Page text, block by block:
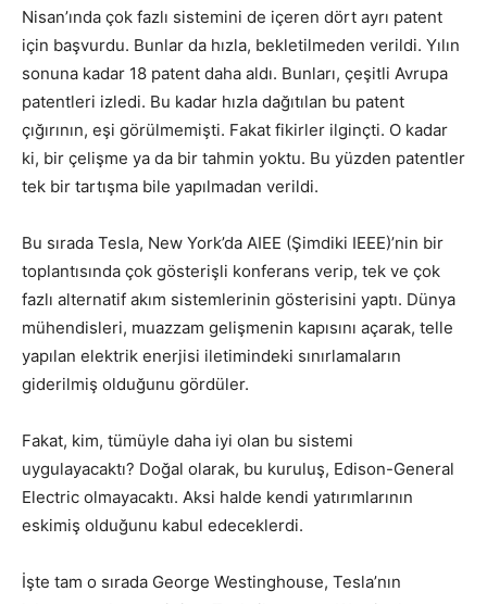
Nisan’ında çok fazlı sistemini de içeren dört ayrı patent
için başvurdu. Bunlar da hızla, bekletilmeden verildi. Yılın
sonuna kadar 18 patent daha aldı. Bunları, çeşitli Avrupa
patentleri izledi. Bu kadar hızla dağıtılan bu patent
çığırının, eşi görülmemişti. Fakat fikirler ilginçti. O kadar
ki, bir çelişme ya da bir tahmin yoktu. Bu yüzden patentler
tek bir tartışma bile yapılmadan verildi.
Bu sırada Tesla, New York’da AIEE (Şimdiki IEEE)’nin bir
toplantısında çok gösterişli konferans verip, tek ve çok
fazlı alternatif akım sistemlerinin gösterisini yaptı. Dünya
mühendisleri, muazzam gelişmenin kapısını açarak, telle
yapılan elektrik enerjisi iletimindeki sınırlamaların
giderilmiş olduğunu gördüler.
Fakat, kim, tümüyle daha iyi olan bu sistemi
uygulayacaktı? Doğal olarak, bu kuruluş, Edison-General
Electric olmayacaktı. Aksi halde kendi yatırımlarının
eskimiş olduğunu kabul edeceklerdi.
İşte tam o sırada George Westinghouse, Tesla’nın